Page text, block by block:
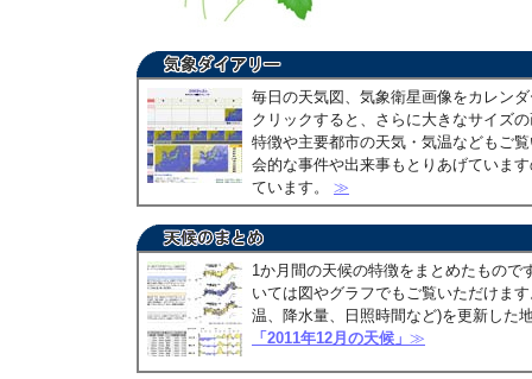
毎日の天気図、気象衛星画像をカレン
クリックすると、さらに大きなサイズ
特徴や主要都市の天気・気温などもご
会的な事件や出来事もとりあげていま
ています。 ≫
1か月間の天候の特徴をまとめたもので
いては図やグラフでもご覧いただけま
温、降水量、日照時間など)を更新した
「2011年12月の天候」 ≫